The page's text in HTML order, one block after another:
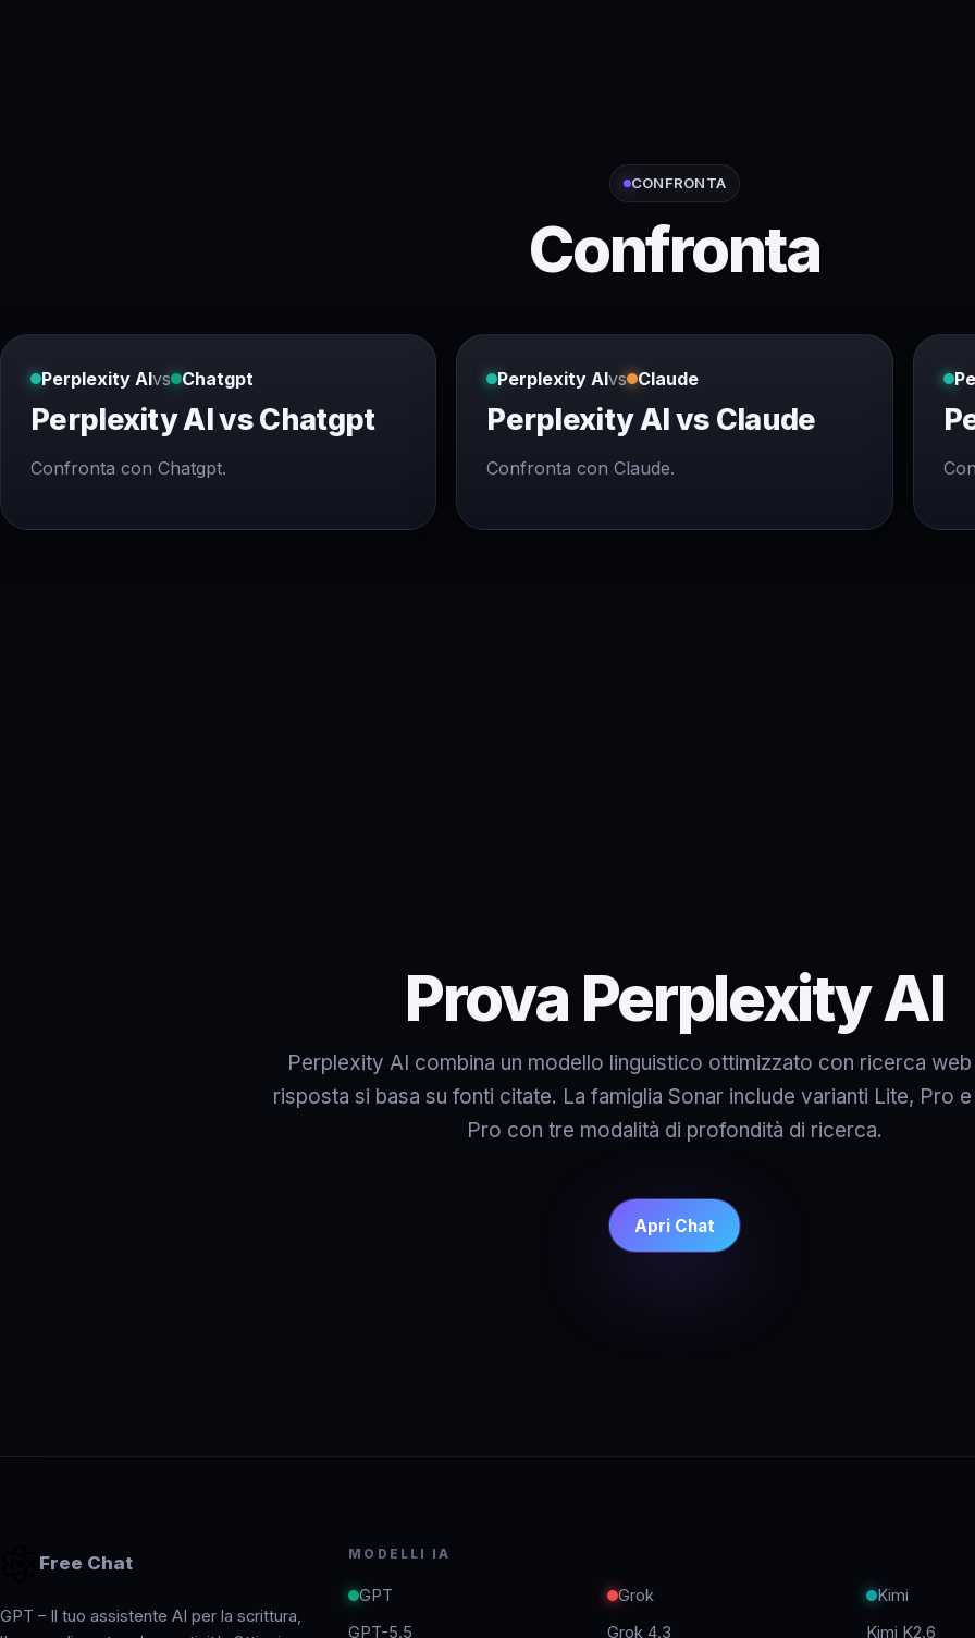
CONFRONTA
Confronta
Perplexity AIvs Chatgpt
Perplexity AI vs Chatgpt
Confronta con Chatgpt.
Perplexity AIvs Claude
Perplexity AI vs Claude
Confronta con Claude.
Prova Perplexity AI
Perplexity AI combina un modello linguistico ottimizzato con ricerca web
risposta si basa su fonti citate. La famiglia Sonar include varianti Lite, Pro
Pro con tre modalità di profondità di ricerca.
Apri Chat
Free Chat
GPT – Il tuo assistente AI per la scrittura,
MODELLI IA
GPT
GPT-5.5
Grok
Grok 4.3
Kimi
Kimi K2.6